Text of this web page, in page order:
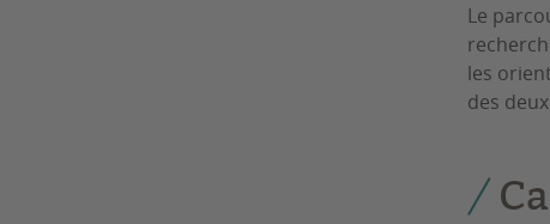
Le
les
des